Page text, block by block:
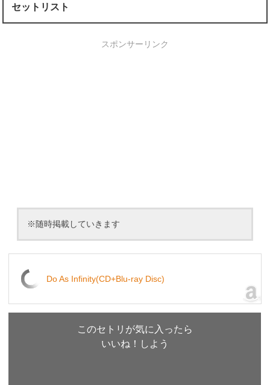
セットリスト
スポンサーリンク
※随時掲載していきます
Do As Infinity(CD+Blu-ray Disc)
このセトリが気に入ったら
いいね！しよう